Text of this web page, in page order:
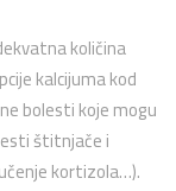
količina
kalcijuma kod
bolesti koje mogu
štitnjače i
kortizola…).